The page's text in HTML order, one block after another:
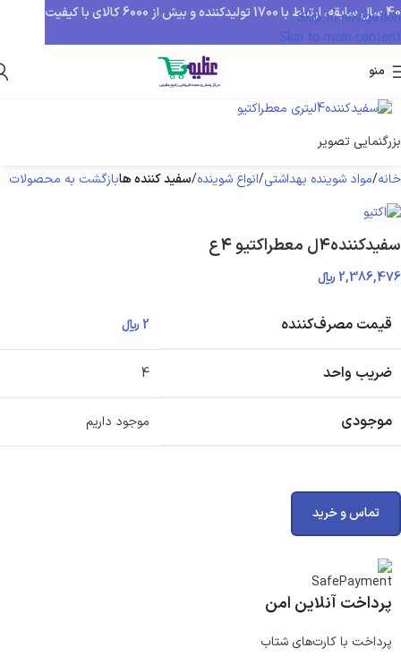
Skip to navigation
Skip to main content
منو
بزرگنمایی تصویر
خانه مواد شوینده بهداشتی انواع شوینده سفید کننده هابازگشت به محصولات
سفیدکننده۴ل معطراکتیو ۴ع
2,386,476 ﷼
قیمت مصرف‌کننده 2 ﷼
ضریب واحد 4
موجودی موجود داریم
تماس و خرید
پرداخت آنلاین امن
پرداخت با کارت‌های شتاب
40 سال سابقه، ارتباط با 1700 تولیدکننده و بیش از 6000 کالای با کیفیت